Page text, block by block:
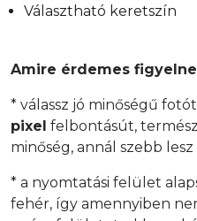
Választható keretszín
Amire érdemes
* válassz jó minőségű
pixel felbontásút,
minőség, annál szebb
* a nyomtatási felület
fehér, így amennyiben